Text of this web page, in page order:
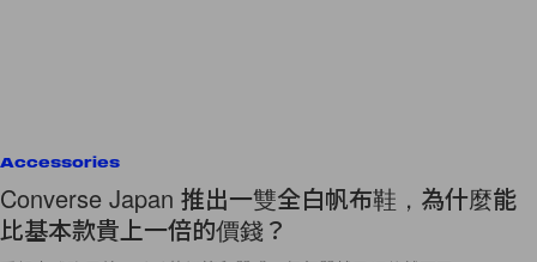
Accessories
Converse Japan 推出一雙全白帆布鞋，為什麼能
比基本款貴上一倍的價錢？